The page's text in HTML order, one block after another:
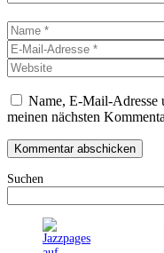
Name
Name, E-Mail-Adresse
meinen nächsten
Suchen